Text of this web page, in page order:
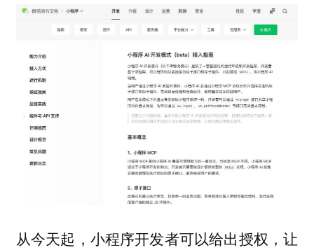
从今天起，小程序开发者可以给出授权，让